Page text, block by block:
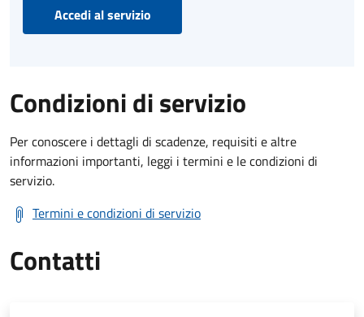
Accedi al servizio
Condizioni di servizio
Per conoscere i dettagli di scadenze, requisiti e altre
informazioni importanti, leggi i termini e le condizioni di
servizio.
Termini e condizioni di servizio
Contatti